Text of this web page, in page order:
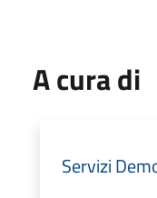
A cura di
Servizi